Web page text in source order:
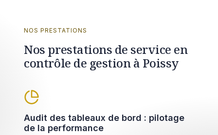
NOS PRESTATIONS
Nos prestations de service en
contrôle de gestion à Poissy
Audit des tableaux de bord : pilotage
de la performance